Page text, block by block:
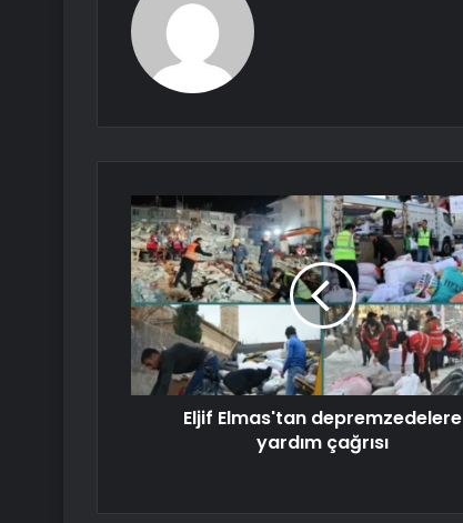
Eljif Elmas'tan depremzedelere
yardım çağrısı